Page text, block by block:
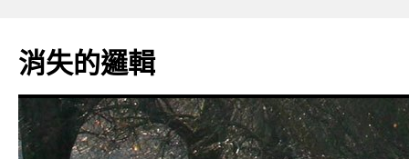
主
要
消失的邏輯